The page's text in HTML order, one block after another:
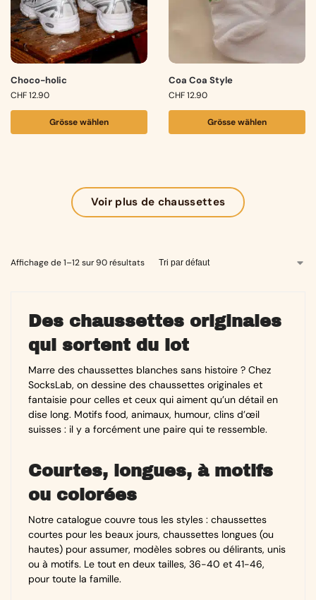
Choco-holic
CHF12.90
Grösse wählen
Coa Coa Style
CHF12.90
Grösse wählen
Voir plus de chaussettes
Affichage de 1–12 sur 90 résultats
Des chaussettes originales
qui sortent du lot
Marre des chaussettes blanches sans histoire ? Chez
SocksLab, on dessine des chaussettes originales et
fantaisie pour celles et ceux qui aiment qu’un détail en
dise long. Motifs food, animaux, humour, clins d’œil
suisses : il y a forcément une paire qui te ressemble.
Courtes, longues, à motifs
ou colorées
Notre catalogue couvre tous les styles : chaussettes
courtes pour les beaux jours, chaussettes longues (ou
hautes) pour assumer, modèles sobres ou délirants, unis
ou à motifs. Le tout en deux tailles, 36-40 et 41-46,
pour toute la famille.